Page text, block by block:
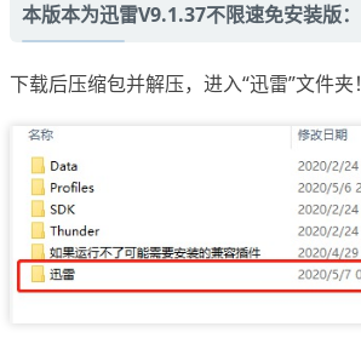
本版本为迅雷V9.1.37不限速免安装版：
下载后压缩包并解压，进入“迅雷”文件夹！